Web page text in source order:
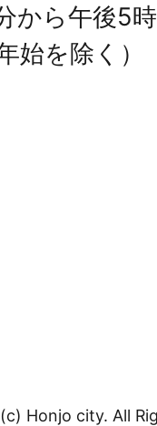
から午後5
始を除く）
Honjo city. All